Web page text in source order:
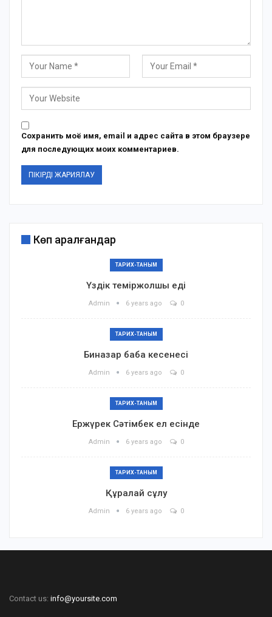
Сохранить моё имя, email и адрес сайта в этом браузере
для последующих моих комментариев.
Көп қаралғандар
ТАРИХ-ТАНЫМ
Үздік теміржолшы еді
Admin 6 years ago 0
ТАРИХ-ТАНЫМ
Биназар баба кесенесі
Admin 6 years ago 0
ТАРИХ-ТАНЫМ
Ержүрек Сәтімбек ел есінде
Admin 6 years ago 0
ТАРИХ-ТАНЫМ
Құралай сұлу
Admin 6 years ago 0
Contact us: info@yoursite.com